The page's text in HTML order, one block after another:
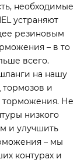
необходимые
устраняют
резиновым
– в то
всего.
на нашу
и
торможения. Не
низкого
и улучшить
– мы
контурах и